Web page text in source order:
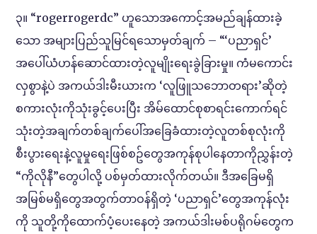
၃။ “rogerrogerdc” ဟူသောအကောင့်အမည်ချန်ထားခဲ့
သော အများပြည်သူမြင်ရသောမှတ်ချက် – “‘ပညာရှင်’
အပေါ်ယံဟန်ဆောင်ထားတဲ့လူမျိုးရေးခွဲခြားမှု။ ကံမကောင်း
လှစွာနဲ့ပဲ အကယ်ဒါးမီးယားက ‘လူဖြူသဘောတရား’ဆိုတဲ့
စကားလုံးကိုသုံးခွင့်ပေးပြီး အိမ်ထောင်စုစာရင်း‌‌ကောက်ရင်
သုံးတဲ့အချက်တစ်ချက်ပေါ်အခြေခံထားတဲ့လူတစ်စုလုံးကို
စီးပွားရေးနဲ့လူမှုရေးဖြစ်စဥ်တွေအကုန်စုပါနေတာကိုညွှန်းတဲ့
“ကိုလိုနီ”တွေပါလို့ ပစ်မှတ်ထားလိုက်တယ်။ ဒီအခြေမရှိ
အမြစ်မရှိတွေအတွက်တာဝန်ရှိတဲ့ ‘ပညာရှင်’တွေအကုန်လုံး
ကို သူတို့ကိုထောက်ပံ့ပေးနေတဲ့ အကယ်ဒါးမစ်ပရိုဂမ်တွေက